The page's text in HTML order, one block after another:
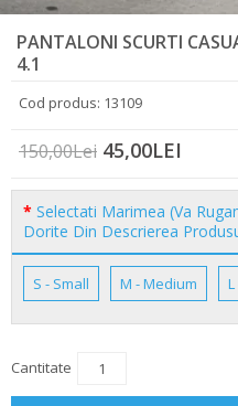
PANTALONI SCURTI
4.1
Cod produs: 13109
150,00Lei 45,00LEI
Selectati Marimea (Va
Dorite Din Descrierea
S - Small M - Medium
Cantitate